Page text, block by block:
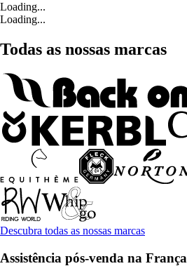
Loading...
Loading...
Todas as nossas marcas
Descubra todas as nossas marcas
Assistência pós-venda na França